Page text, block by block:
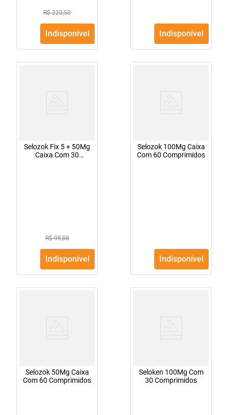
R$ 220,50
Indisponível Indisponível
Selozok Fix 5 + 50Mg
Caixa Com 30
R$ 95,88
Indisponível
Selozok 100Mg Caixa
Com 60 Comprimidos
Indisponível
Selozok 50Mg Caixa
Com 60 Comprimidos
Seloken 100Mg Com
30 Comprimidos